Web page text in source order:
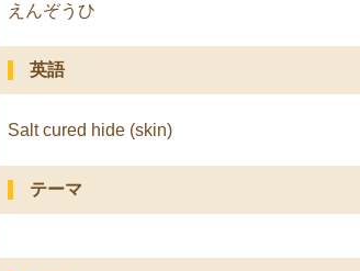
えんぞうひ
英語
Salt cured hide (skin)
テーマ